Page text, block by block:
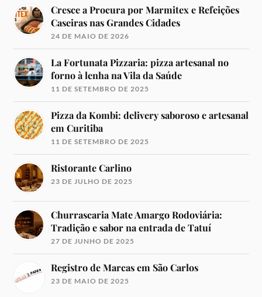
Cresce a Procura por Marmitex e Refeições
Caseiras nas Grandes Cidades
24 DE MAIO DE 2026
La Fortunata Pizzaria: pizza artesanal no
forno à lenha na Vila da Saúde
11 DE SETEMBRO DE 2025
Pizza da Kombi: delivery saboroso e artesanal
em Curitiba
11 DE SETEMBRO DE 2025
Ristorante Carlino
23 DE JULHO DE 2025
Churrascaria Mate Amargo Rodoviária:
Tradição e sabor na entrada de Tatuí
27 DE JUNHO DE 2025
Registro de Marcas em São Carlos
23 DE MAIO DE 2025